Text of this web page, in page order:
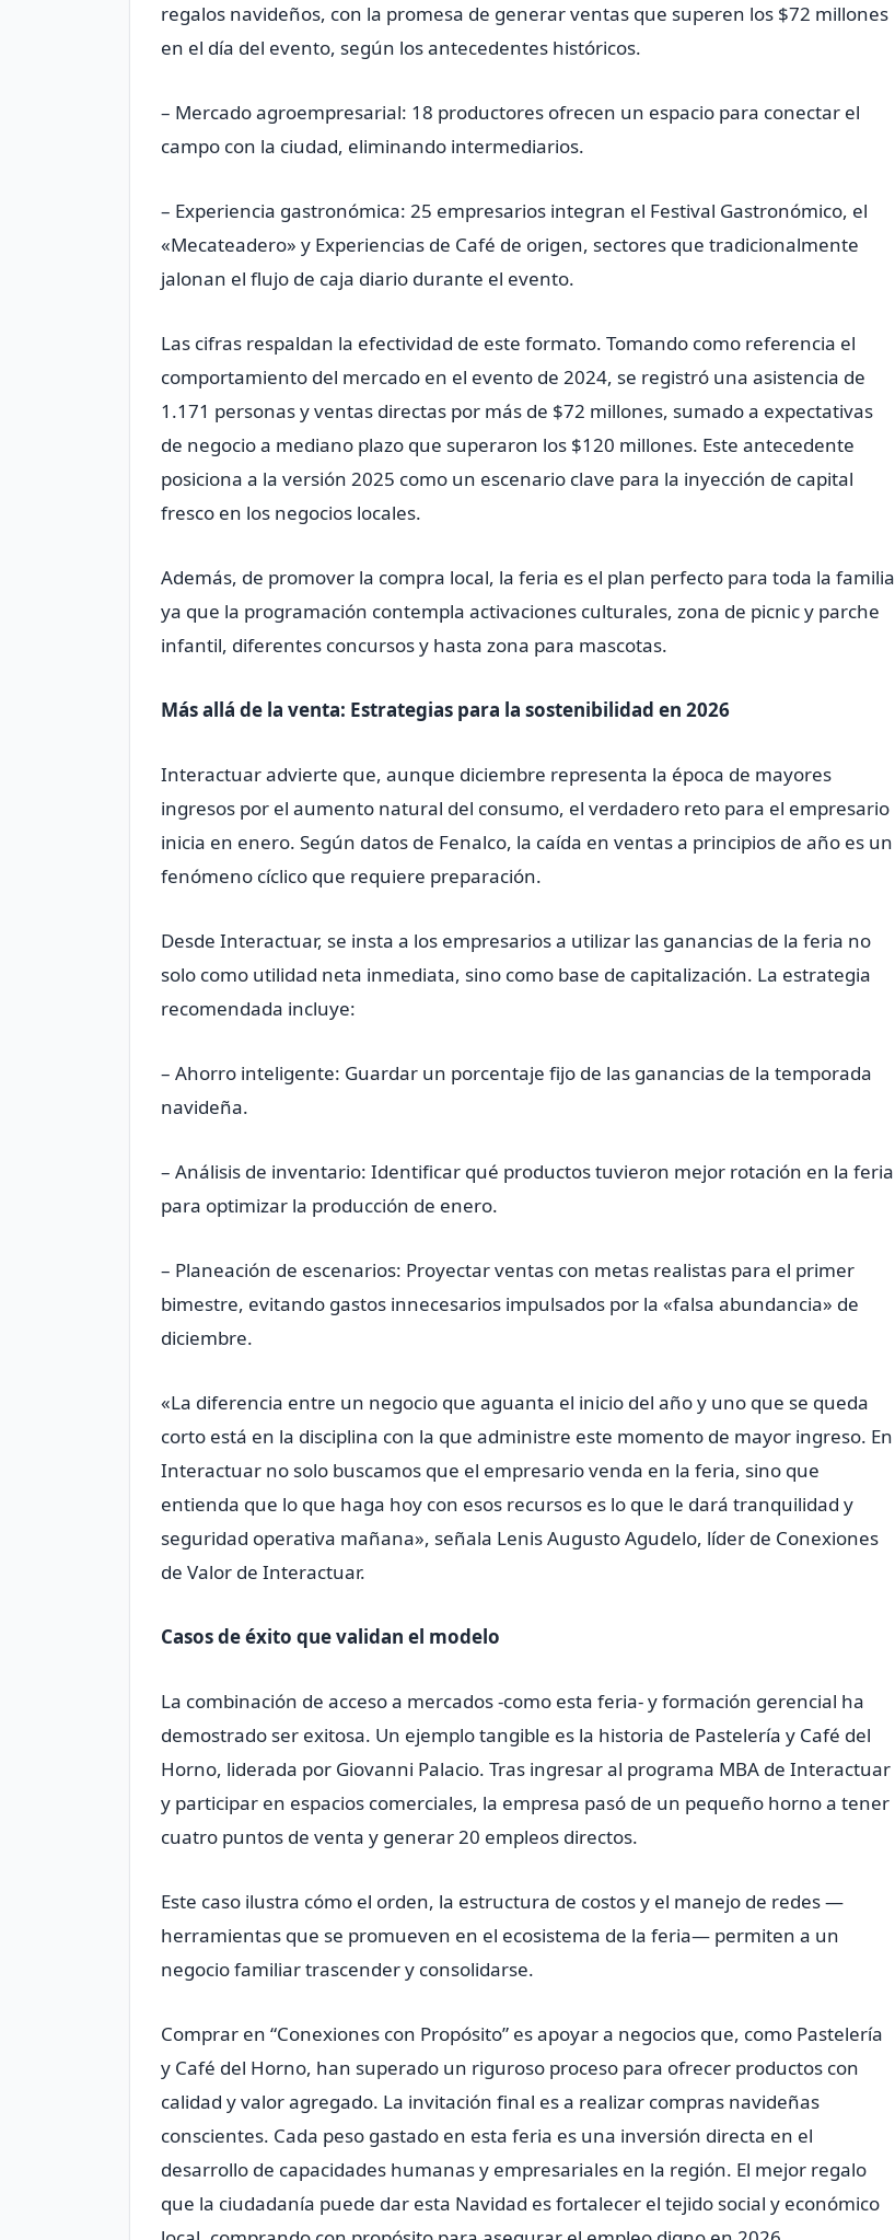
regalos navideños, con la promesa de generar ventas que superen los $72 millones
en el día del evento, según los antecedentes históricos.
– Mercado agroempresarial: 18 productores ofrecen un espacio para conectar el
campo con la ciudad, eliminando intermediarios.
– Experiencia gastronómica: 25 empresarios integran el Festival Gastronómico, el
«Mecateadero» y Experiencias de Café de origen, sectores que tradicionalmente
jalonan el flujo de caja diario durante el evento.
Las cifras respaldan la efectividad de este formato. Tomando como referencia el
comportamiento del mercado en el evento de 2024, se registró una asistencia de
1.171 personas y ventas directas por más de $72 millones, sumado a expectativas
de negocio a mediano plazo que superaron los $120 millones. Este antecedente
posiciona a la versión 2025 como un escenario clave para la inyección de capital
fresco en los negocios locales.
Además, de promover la compra local, la feria es el plan perfecto para toda la familia
ya que la programación contempla activaciones culturales, zona de picnic y parche
infantil, diferentes concursos y hasta zona para mascotas.
Más allá de la venta: Estrategias para la sostenibilidad en 2026
Interactuar advierte que, aunque diciembre representa la época de mayores
ingresos por el aumento natural del consumo, el verdadero reto para el empresario
inicia en enero. Según datos de Fenalco, la caída en ventas a principios de año es un
fenómeno cíclico que requiere preparación.
Desde Interactuar, se insta a los empresarios a utilizar las ganancias de la feria no
solo como utilidad neta inmediata, sino como base de capitalización. La estrategia
recomendada incluye:
– Ahorro inteligente: Guardar un porcentaje fijo de las ganancias de la temporada
navideña.
– Análisis de inventario: Identificar qué productos tuvieron mejor rotación en la feria
para optimizar la producción de enero.
– Planeación de escenarios: Proyectar ventas con metas realistas para el primer
bimestre, evitando gastos innecesarios impulsados por la «falsa abundancia» de
diciembre.
«La diferencia entre un negocio que aguanta el inicio del año y uno que se queda
corto está en la disciplina con la que administre este momento de mayor ingreso. En
Interactuar no solo buscamos que el empresario venda en la feria, sino que
entienda que lo que haga hoy con esos recursos es lo que le dará tranquilidad y
seguridad operativa mañana», señala Lenis Augusto Agudelo, líder de Conexiones
de Valor de Interactuar.
Casos de éxito que validan el modelo
La combinación de acceso a mercados -como esta feria- y formación gerencial ha
demostrado ser exitosa. Un ejemplo tangible es la historia de Pastelería y Café del
Horno, liderada por Giovanni Palacio. Tras ingresar al programa MBA de Interactuar
y participar en espacios comerciales, la empresa pasó de un pequeño horno a tener
cuatro puntos de venta y generar 20 empleos directos.
Este caso ilustra cómo el orden, la estructura de costos y el manejo de redes —
herramientas que se promueven en el ecosistema de la feria— permiten a un
negocio familiar trascender y consolidarse.
Comprar en “Conexiones con Propósito” es apoyar a negocios que, como Pastelería
y Café del Horno, han superado un riguroso proceso para ofrecer productos con
calidad y valor agregado. La invitación final es a realizar compras navideñas
conscientes. Cada peso gastado en esta feria es una inversión directa en el
desarrollo de capacidades humanas y empresariales en la región. El mejor regalo
que la ciudadanía puede dar esta Navidad es fortalecer el tejido social y económico